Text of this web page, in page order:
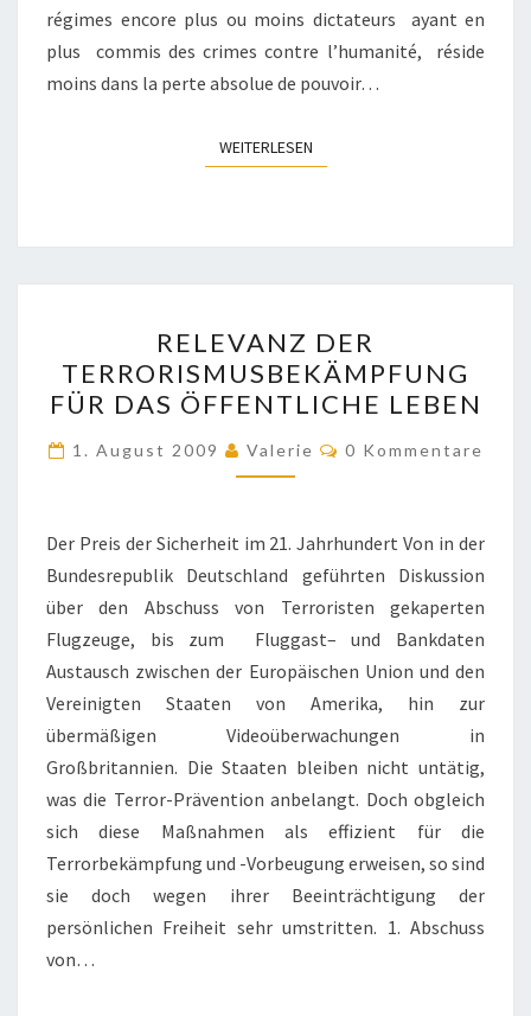
régimes encore plus ou moins dictateurs ayant en
plus commis des crimes contre l’humanité, réside
moins dans la perte absolue de pouvoir…
WEITERLESENWEITERLESEN
DER
FÜR
DAS
ÖFFENTLICHE
RELEVANZ DER
TERRORISMUSBEKÄMPFUNG
FÜR DAS ÖFFENTLICHE LEBEN
1. August 2009 Valerie Kommentare
0 Kommentare
Der Preis der Sicherheit im 21. Jahrhundert Von in der
Bundesrepublik Deutschland geführten Diskussion
über den Abschuss von Terroristen gekaperten
Flugzeuge, bis zum Fluggast– und Bankdaten
Austausch zwischen der Europäischen Union und den
Vereinigten Staaten von Amerika, hin zur
übermäßigen Videoüberwachungen in
Großbritannien. Die Staaten bleiben nicht untätig,
was die Terror-Prävention anbelangt. Doch obgleich
sich diese Maßnahmen als effizient für die
Terrorbekämpfung und -Vorbeugung erweisen, so sind
sie doch wegen ihrer Beeinträchtigung der
persönlichen Freiheit sehr umstritten. 1. Abschuss
von…